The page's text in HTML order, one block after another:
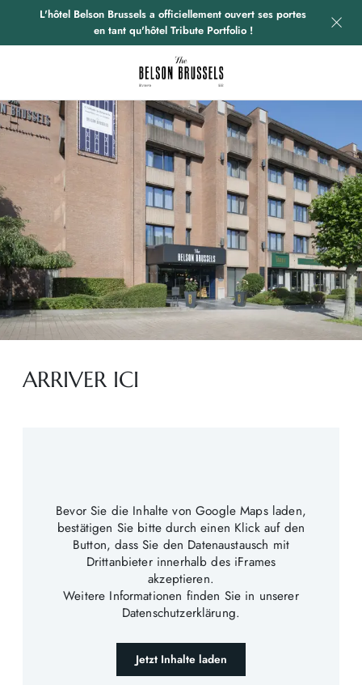
L'hôtel Belson Brussels a officiellement ouvert ses portes
en tant qu'hôtel Tribute Portfolio !
ARRIVER ICI
Bevor Sie die Inhalte von Google Maps laden,
bestätigen Sie bitte durch einen Klick auf den
Button, dass Sie den Datenaustausch mit
Drittanbieter innerhalb des iFrames
akzeptieren.
Weitere Informationen finden Sie in unserer
Datenschutzerklärung.
Jetzt Inhalte laden